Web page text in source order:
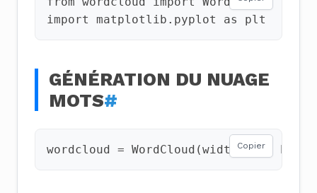
import
matplotlib.pyplot as plt
GÉNÉRATION DU NUAGE
MOTS#
wordcloud = WordCloud (width =800
Copier